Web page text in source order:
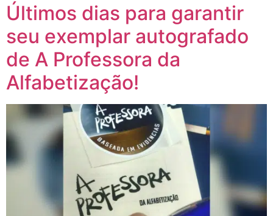
Últimos dias para garantir
seu exemplar autografado
de A Professora da
Alfabetização!